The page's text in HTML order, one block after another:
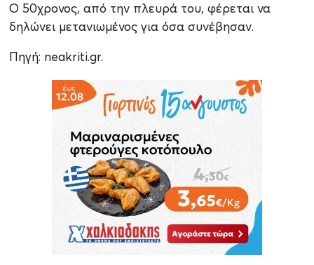
Ο 50χρονος, από την πλευρά του, φέρεται να
δηλώνει μετανιωμένος για όσα συνέβησαν.
Πηγή: neakriti.gr.